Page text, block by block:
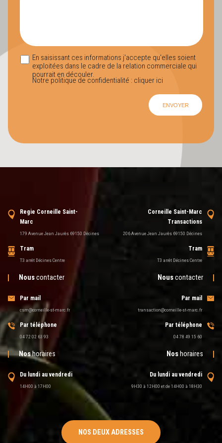
En saisissant ces informations j'accepte qu'elles soient
exploitées dans le cadre de la relation commerciale qui
pourrait en découler.
Notre politique de confidentialité : cliquer ici
Regie Corneille Saint-
Marc
179 Avenue Jean Jaurès 69150 Décines
Tram
T3 arrêt Décines Centre
Nouscontacter
Par mail
csm@corneille-st-marc.fr
Par téléphone
04 72 02 63 93
Noshoraires
Du lundi au vendredi
14H00 à 17H00
NOS DEUX ADRESSES
Corneille Saint-Marc
Transactions
206 Avenue Jean Jaurès 69150 Décines
Tram
T3 arrêt Décines Centre
Nouscontacter
Par mail
transaction@corneille-st-marc.fr
Par téléphone
04 78 49 15 60
Noshoraires
Du lundi au vendredi
9H30 à 12H00 et de 14H00 à 18H30